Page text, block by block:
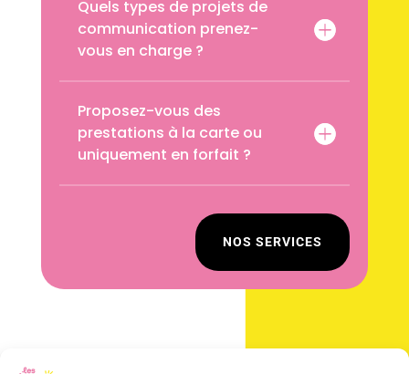
Quels types de projets de
communication prenez-
vous en charge ?
Proposez-vous des
prestations à la carte ou
uniquement en forfait ?
NOS SERVICES